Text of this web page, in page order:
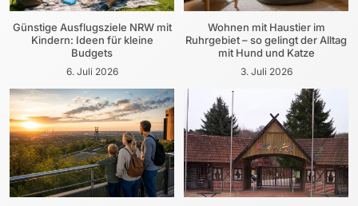
Günstige Ausflugsziele NRW mit
Kindern: Ideen für kleine
Budgets
6. Juli 2026
Wohnen mit Haustier im
Ruhrgebiet – so gelingt der Alltag
mit Hund und Katze
3. Juli 2026